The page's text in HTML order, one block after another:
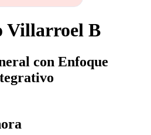
Villarroel B
con Enfoque